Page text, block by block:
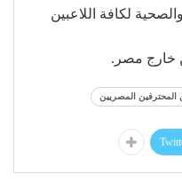
والصحية لكافة اللاعبين
خارج مصر.
المحترفين المصريين